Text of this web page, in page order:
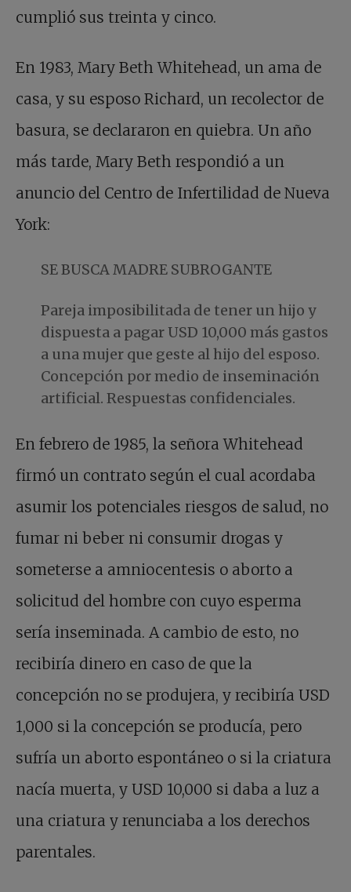
cumplió sus treinta y cinco.
En 1983, Mary Beth Whitehead, un ama de
casa, y su esposo Richard, un recolector de
basura, se declararon en quiebra. Un año
más tarde, Mary Beth respondió a un
anuncio del Centro de Infertilidad de Nueva
York:
SE BUSCA MADRE SUBROGANTE
Pareja imposibilitada de tener un hijo y
dispuesta a pagar USD 10,000 más gastos
a una mujer que geste al hijo del esposo.
Concepción por medio de inseminación
artificial. Respuestas confidenciales.
En febrero de 1985, la señora Whitehead
firmó un contrato según el cual acordaba
asumir los potenciales riesgos de salud, no
fumar ni beber ni consumir drogas y
someterse a amniocentesis o aborto a
solicitud del hombre con cuyo esperma
sería inseminada. A cambio de esto, no
recibiría dinero en caso de que la
concepción no se produjera, y recibiría USD
1,000 si la concepción se producía, pero
sufría un aborto espontáneo o si la criatura
nacía muerta, y USD 10,000 si daba a luz a
una criatura y renunciaba a los derechos
parentales.